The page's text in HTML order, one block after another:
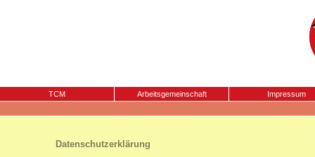
TCM Arbeitsgemeinschaft Impressum
Datenschutzerklärung